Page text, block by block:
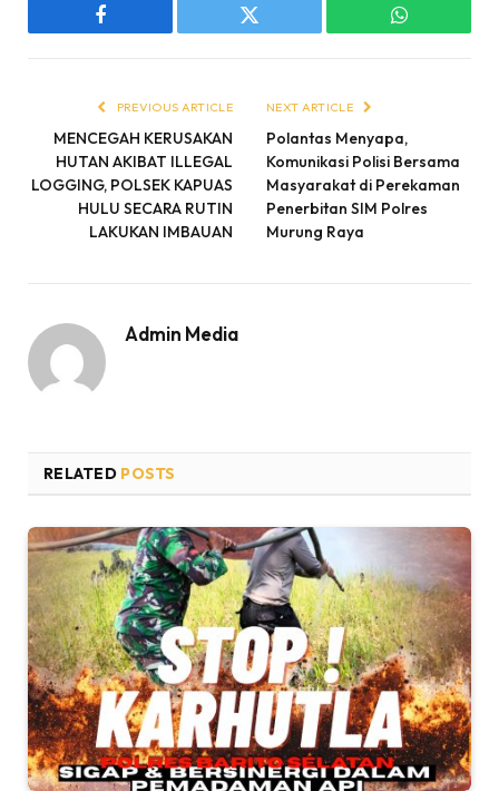
Facebook Twitter WhatsApp
PREVIOUS ARTICLE
MENCEGAH KERUSAKAN
HUTAN AKIBAT ILLEGAL
LOGGING, POLSEK KAPUAS
HULU SECARA RUTIN
LAKUKAN IMBAUAN
NEXT ARTICLE
Polantas Menyapa,
Komunikasi Polisi Bersama
Masyarakat di Perekaman
Penerbitan SIM Polres
Murung Raya
Admin Media
RELATED POSTS